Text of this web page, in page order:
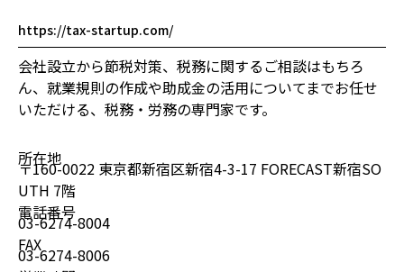
https://tax-startup.com/
会社設立から節税対策、税務に関するご相談はもちろ
ん、就業規則の作成や助成金の活用についてまでお任せ
いただける、税務・労務の専門家です。
所在地
〒160-0022 東京都新宿区新宿4-3-17 FORECAST新宿SO
UTH 7階
電話番号
03-6274-8004
FAX
03-6274-8006